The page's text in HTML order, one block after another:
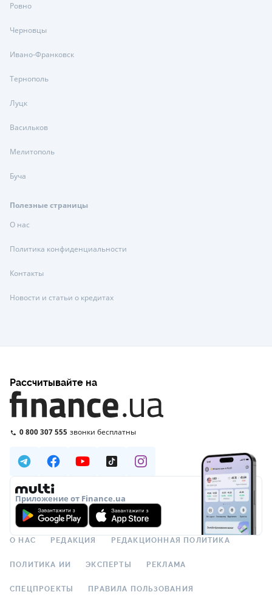
Ровно
Черновцы
Ивано-Франковск
Тернополь
Луцк
Васильков
Мелитополь
Буча
Полезные страницы
О нас
Политика конфиденциальности
Контакты
Новости и статьи о кредитах
Рассчитывайте на
0 800 307 555 звонки бесплатны
Приложение от Finance.ua
О НАС РЕДАКЦИЯ РЕДАКЦИОННАЯ ПОЛИТИКА
ПОЛИТИКА ИИ ЭКСПЕРТЫ РЕКЛАМА
СПЕЦПРОЕКТЫ ПРАВИЛА ПОЛЬЗОВАНИЯ